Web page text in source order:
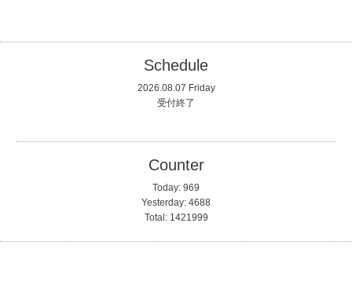
Schedule
2026.08.07 Friday
受付終了
Counter
Today: 969
Yesterday: 4688
Total: 1421999